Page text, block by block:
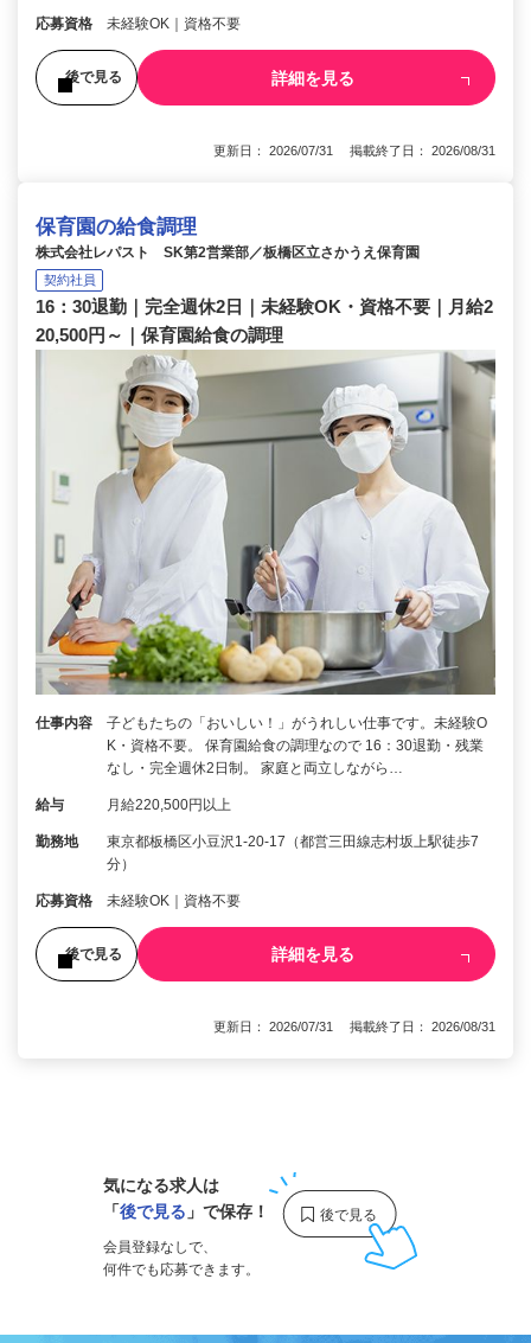
応募資格 未経験OK｜資格不要
後で見る 詳細を見る
更新日： 2026/07/31 掲載終了日： 2026/08/31
保育園の給食調理
株式会社レパスト SK第2営業部／板橋区立さかうえ保育園
契約社員
16：30退勤｜完全週休2日｜未経験OK・資格不要｜月給2
20,500円～｜保育園給食の調理
仕事内容
子どもたちの「おいしい！」がうれしい仕事です。未経験O
K・資格不要。 保育園給食の調理なので 16：30退勤・残業
なし・完全週休2日制。 家庭と両立しながら…
給与 月給220,500円以上
勤務地
東京都板橋区小豆沢1-20-17（都営三田線志村坂上駅徒歩7
分）
応募資格 未経験OK｜資格不要
後で見る 詳細を見る
更新日： 2026/07/31 掲載終了日： 2026/08/31
気になる求人は
「後で見る 」で保存！
会員登録なしで、
何件でも応募できます。